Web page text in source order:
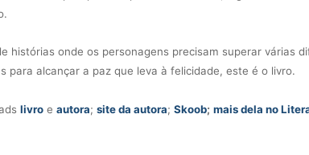
histórias onde os personagens precisam superar várias
para alcançar a paz que leva à felicidade, este é o livro.
livro e autora; site da autora; Skoob; mais dela no